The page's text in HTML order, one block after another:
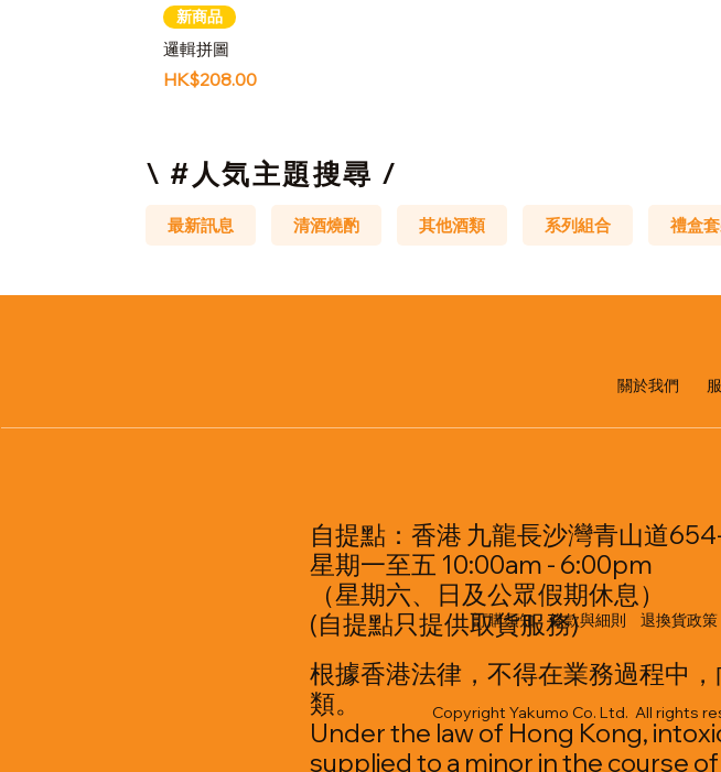
新商品
邏輯拼圖
價格
HK$208.00
\ #人気主題搜尋 /
最新訊息 清酒燒酌 其他酒類 系列組合 禮盒
關於我們
自提點：香港 九龍長沙灣青山道
星期一至五 10:00am - 6:00pm
（星期六、日及公眾假期休息）
(自提點只提供取貨服務)
訂購須知 條款與細則 退換貨政策
根據香港法律，不得在業務過程中
類。
Under the law of Hong Kong,
supplied to a minor in the course
Copyright Yakumo Co. Ltd. All rights